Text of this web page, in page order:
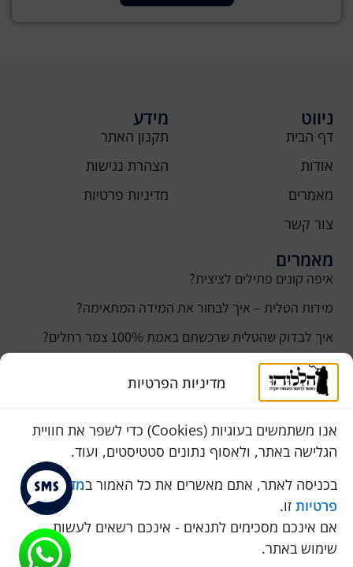
מדיניות הפרטיות
אנו משתמשים בעוגיות (Cookies) כדי לשפר את חוויית
הגלישה באתר, ולאסוף נתונים סטטיסטים, ועוד.
בכניסה לאתר, אתם מאשרים את כל האמור במדיניות
פרטיות זו.
אם אינכם מסכימים לתנאים - אינכם רשאים לעשות
שימוש באתר.
ניווט
דף הבית
אודות
מאמרים
צור קשר
מידע
תקנון האתר
הצהרת נגישות
מדיניות פרטיות
מאמרים
איפה קונים פתילים לציצית?
מידות הטלית – איך לבחור את המידה המתאימה?
איך לבדוק שהטלית שרכשתם באמת 100% צמר רחלים?
למה נהוג לקנות טלית לחתן ביום חתונתו?
כמה עולה טלית לחתן
סוגי טליתות
שירות לקוחות
050-774-8845
הכחול 10 א.ת, כנות
pini.mixum@gmail.com